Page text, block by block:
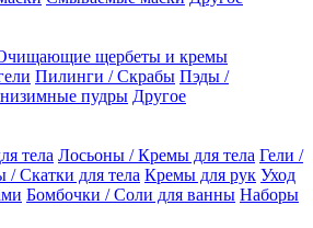
щербеты и кремы
Пилинги / Скрабы Пэды /
пудры Другое
тела Лосьоны / Кремы для тела Гели /
/ Скатки для тела Кремы для рук Уход
Бомбочки / Соли для ванны Наборы